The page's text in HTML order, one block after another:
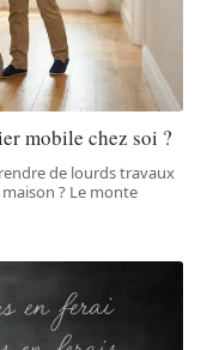
mobile chez soi ?
de lourds travaux
? Le monte